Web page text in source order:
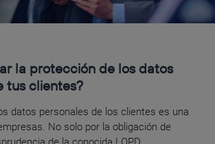
la protección de los datos
tus clientes?
datos personales de los clientes es una
No solo por la obligación de